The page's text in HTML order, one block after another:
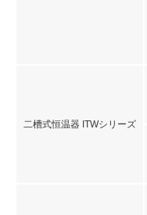
二槽式恒温器 ITWシリーズ